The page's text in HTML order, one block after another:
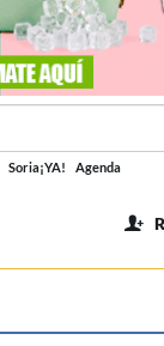
Soria¡YA! Agenda